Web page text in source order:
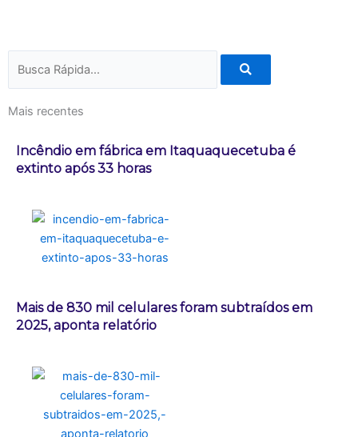
Mais recentes
Incêndio em fábrica em Itaquaquecetuba é
extinto após 33 horas
Mais de 830 mil celulares foram subtraídos em
2025, aponta relatório